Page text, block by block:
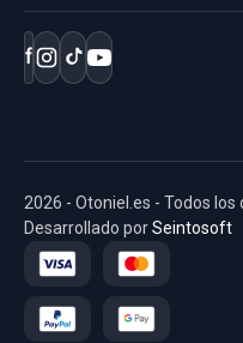
f
2026 - Otoniel.es - Todos
Desarrollado porSeintosoft